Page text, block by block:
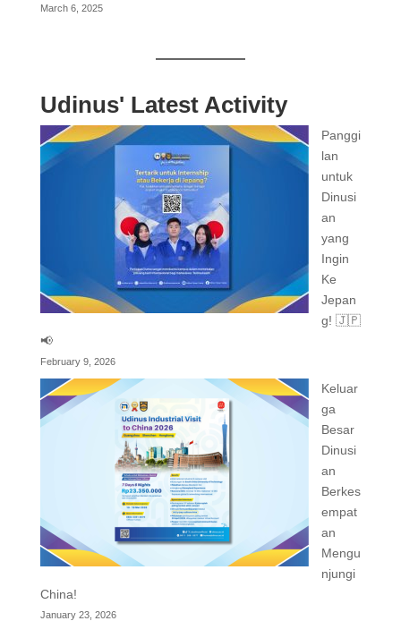
March 6, 2025
Udinus' Latest Activity
Panggi
lan
untuk
Dinusi
an
yang
Ingin
Ke
Jepan
g! 🇯🇵
📢
February 9, 2026
Keluar
ga
Besar
Dinusi
an
Berkes
empat
an
Mengu
njungi
China!
January 23, 2026